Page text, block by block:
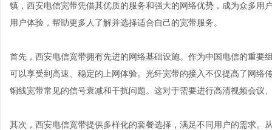
镇，西安电信宽带凭借其优质的服务和强大的网络优势，成为众多用
用户体验，帮助更多人了解并选择适合自己的宽带服务。
首先，西安电信宽带拥有先进的网络基础设施。作为中国电信的重要
可以享受到高速、稳定的上网体验。光纤宽带的接入不仅提高了网络
铜线宽带常见的信号衰减和干扰问题。这对于需要进行高清视频会议
其次，西安电信宽带提供多样化的套餐选择，满足不同用户的需求。